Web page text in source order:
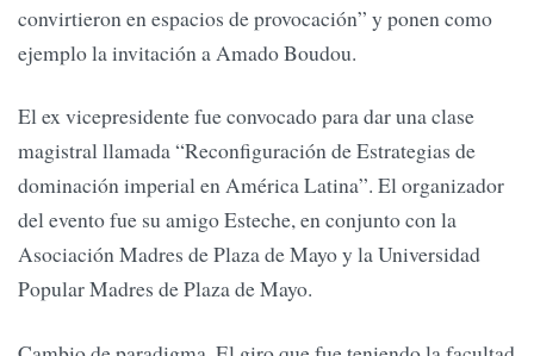
convirtieron en espacios de provocación” y ponen como
ejemplo la invitación a Amado Boudou.
El ex vicepresidente fue convocado para dar una clase
magistral llamada “Reconfiguración de Estrategias de
dominación imperial en América Latina”. El organizador
del evento fue su amigo Esteche, en conjunto con la
Asociación Madres de Plaza de Mayo y la Universidad
Popular Madres de Plaza de Mayo.